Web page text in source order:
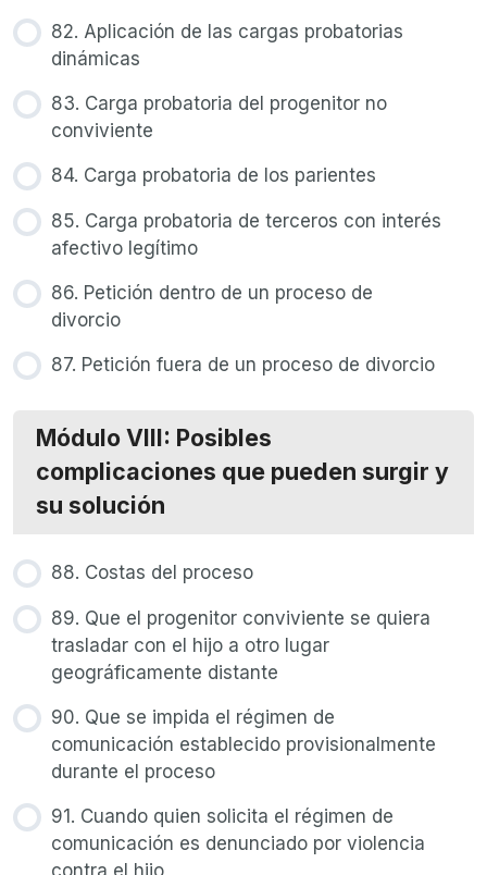
82. Aplicación de las cargas probatorias
dinámicas
83. Carga probatoria del progenitor no
conviviente
84. Carga probatoria de los parientes
85. Carga probatoria de terceros con interés
afectivo legítimo
86. Petición dentro de un proceso de
divorcio
87. Petición fuera de un proceso de divorcio
Módulo VIII: Posibles
complicaciones que pueden surgir y
su solución
88. Costas del proceso
89. Que el progenitor conviviente se quiera
trasladar con el hijo a otro lugar
geográficamente distante
90. Que se impida el régimen de
comunicación establecido provisionalmente
durante el proceso
91. Cuando quien solicita el régimen de
comunicación es denunciado por violencia
contra el hijo